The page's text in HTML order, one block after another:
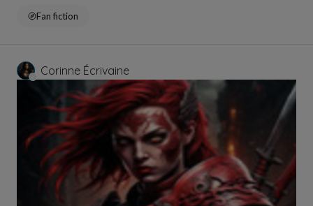
Fan fiction
Corinne Écrivaine